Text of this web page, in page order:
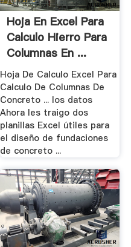
Hoja En Excel Para
Calculo Hierro Para
Columnas En ...
Hoja De Calculo Excel Para
Calculo De Columnas De
Concreto ... los datos
Ahora les traigo dos
planillas Excel útiles para
el diseño de fundaciones
de concreto ...